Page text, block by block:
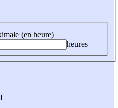
(en heure)
heures